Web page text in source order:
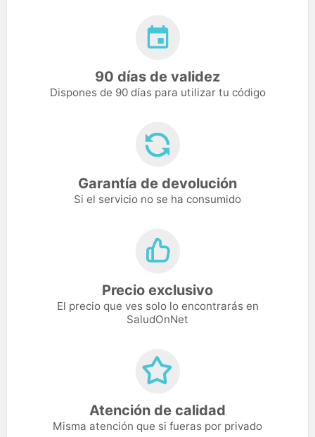
90 días de validez
Dispones de 90 días para utilizar tu código
Garantía de devolución
Si el servicio no se ha consumido
Precio exclusivo
El precio que ves solo lo encontrarás en
SaludOnNet
Atención de calidad
Misma atención que si fueras por privado